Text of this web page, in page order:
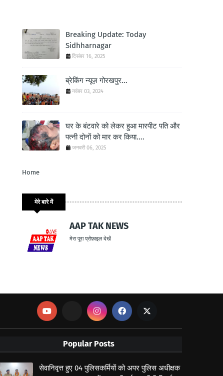
Breaking Update: Today
Sidhharnagar
दिसंबर 16, 2025
ब्रेकिंग न्यूज़ गोरखपुर...
नवंबर 03, 2024
घर के बंटवारे को लेकर हुआ मारपीट पति और
पत्नी दोनों को मार कर किया....
जनवरी 06, 2025
Home
मेरे बारे में
AAP TAK NEWS
मेरा पूरा प्रोफ़ाइल देखें
Popular Posts
सेवानिवृत्त हुए 04 पुलिसकर्मियों को अपर पुलिस अधीक्षक